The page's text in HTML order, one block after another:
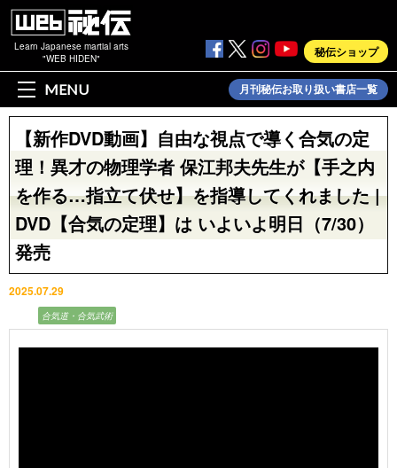
Learn Japanese martial arts
"WEB HIDEN"
秘伝ショップ
MENU 月刊秘伝お取り扱い書店一覧
【新作DVD動画】自由な視点で導く合気の定
理！異才の物理学者 保江邦夫先生が【手之内
を作る…指立て伏せ】を指導してくれました |
DVD【合気の定理】は いよいよ明日（7/30）
発売
2025.07.29
合気道・合気武術